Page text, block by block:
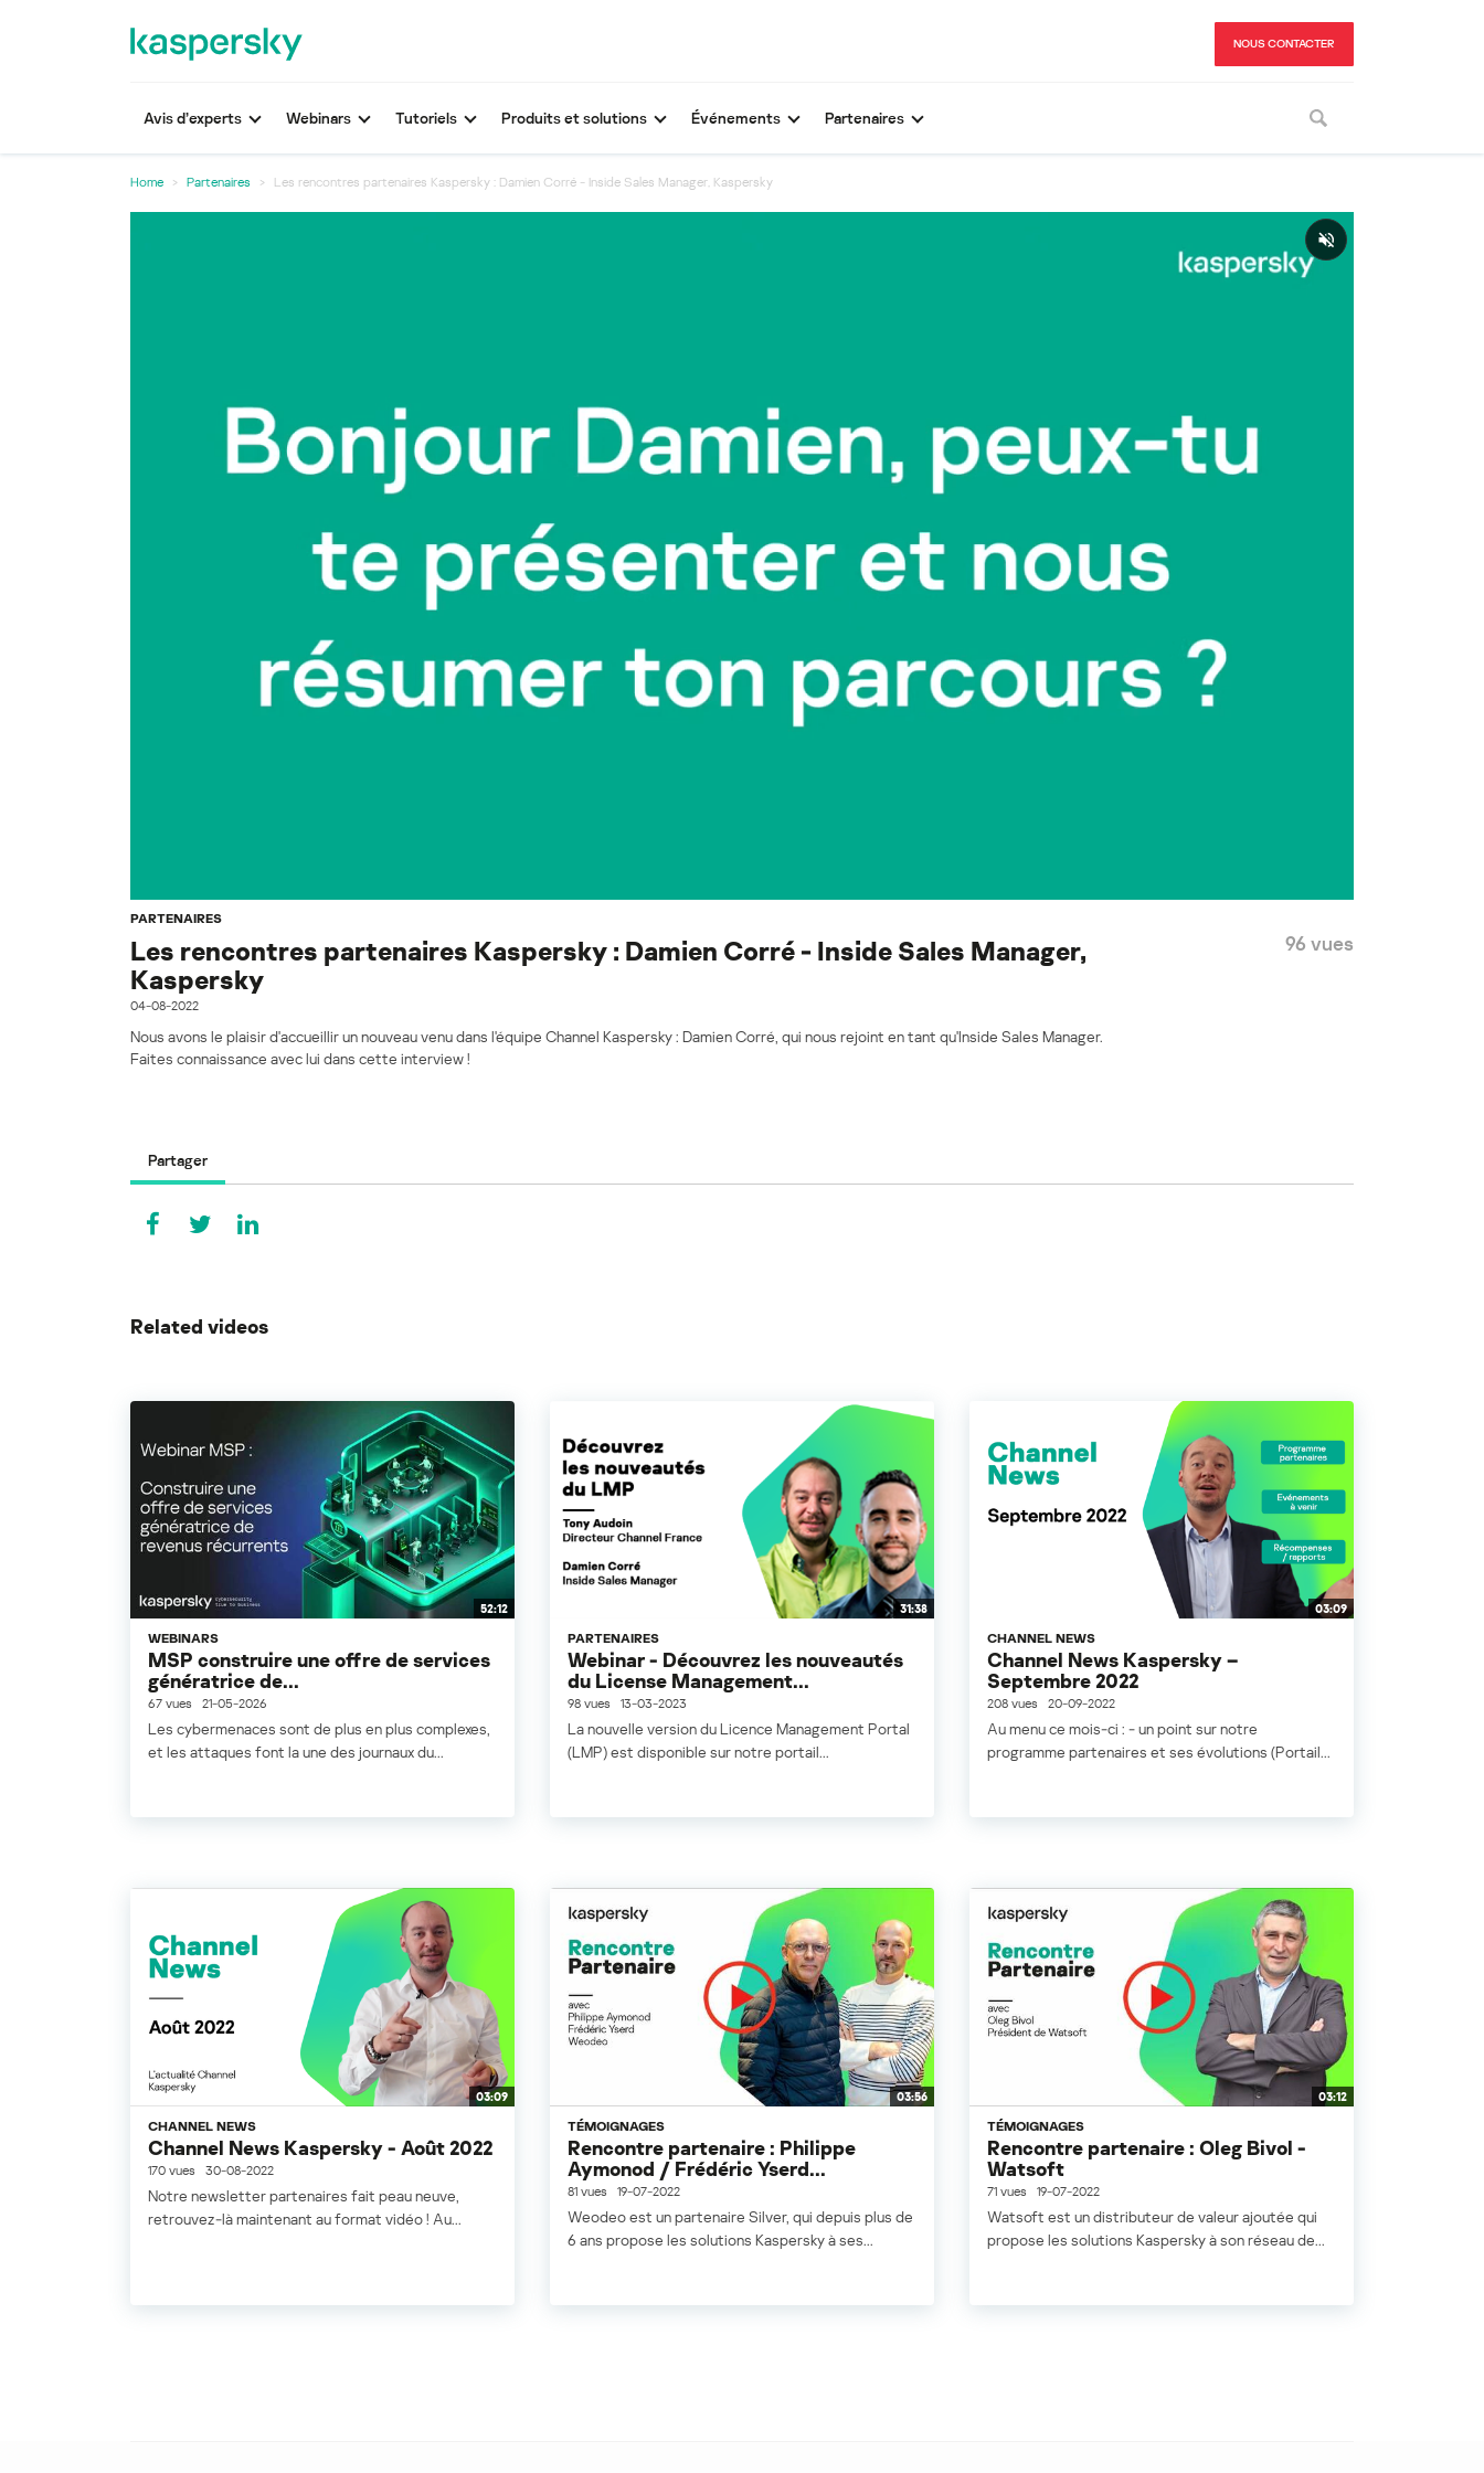
NOUS CONTACTER
Avis d’experts Webinars Tutoriels Produits et solutions Événements Partenaires
Home Partenaires Les rencontres partenaires Kaspersky : Damien Corré - Inside Sales Manager, Kaspersky
PARTENAIRES
Les rencontres partenaires Kaspersky : Damien Corré - Inside Sales Manager,
Kaspersky
96 vues
04-08-2022
Nous avons le plaisir d'accueillir un nouveau venu dans l'équipe Channel Kaspersky : Damien Corré, qui nous rejoint en tant qu'Inside Sales Manager.
Faites connaissance avec lui dans cette interview !
Partager
Related videos
52:12
WEBINARS
MSP construire une offre de services
génératrice de...
67 vues 21-05-2026
Les cybermenaces sont de plus en plus complexes,
et les attaques font la une des journaux du...
31:38
PARTENAIRES
Webinar - Découvrez les nouveautés
du License Management...
98 vues 13-03-2023
La nouvelle version du Licence Management Portal
(LMP) est disponible sur notre portail...
03:09
CHANNEL NEWS
Channel News Kaspersky –
Septembre 2022
208 vues 20-09-2022
Au menu ce mois-ci : - un point sur notre
programme partenaires et ses évolutions (Portail...
03:09
CHANNEL NEWS
Channel News Kaspersky - Août 2022
170 vues 30-08-2022
Notre newsletter partenaires fait peau neuve,
retrouvez-là maintenant au format vidéo ! Au...
03:56
TÉMOIGNAGES
Rencontre partenaire : Philippe
Aymonod / Frédéric Yserd...
81 vues 19-07-2022
Weodeo est un partenaire Silver, qui depuis plus de
6 ans propose les solutions Kaspersky à ses...
03:12
TÉMOIGNAGES
Rencontre partenaire : Oleg Bivol -
Watsoft
71 vues 19-07-2022
Watsoft est un distributeur de valeur ajoutée qui
propose les solutions Kaspersky à son réseau de...